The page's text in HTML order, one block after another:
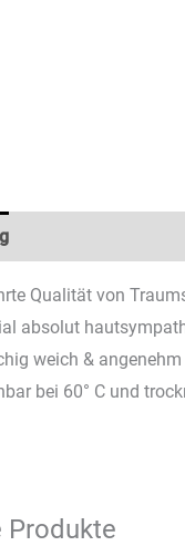
Qualität von
absolut
weich &
bei 60° C und
Produkte